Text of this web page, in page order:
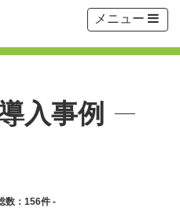
Toggle
navigation
メニュー
入事例
数：156件 -